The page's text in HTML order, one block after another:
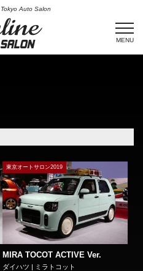
Auto Salon
MENU
東京オートサロン2019
MIRA TOCOT ACTIVE Ver.
ダイハツ | ミラトコット